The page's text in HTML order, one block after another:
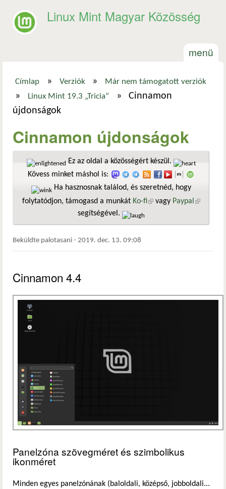
Linux Mint Magyar Közösség
menü
Jelenlegi hely
Címlap » Verziók » Már nem támogatott verziók
» Linux Mint 19.3 „Tricia” »
Cinnamon
újdonságok
Cinnamon újdonságok
Ez az oldal a közösségért készül.
Kövess minket máshol is:
Ha hasznosnak találod, és szeretnéd, hogy
folytatódjon, támogasd a munkát Ko-fi(külső hivatkozás)
vagy Paypal
segítségével.
Beküldte palotasani - 2019. dec. 13. 09:08
Cinnamon 4.4
Panelzóna szövegméret és szimbolikus
ikonméret
Minden egyes panelzónának (baloldali, középső, jobboldali...